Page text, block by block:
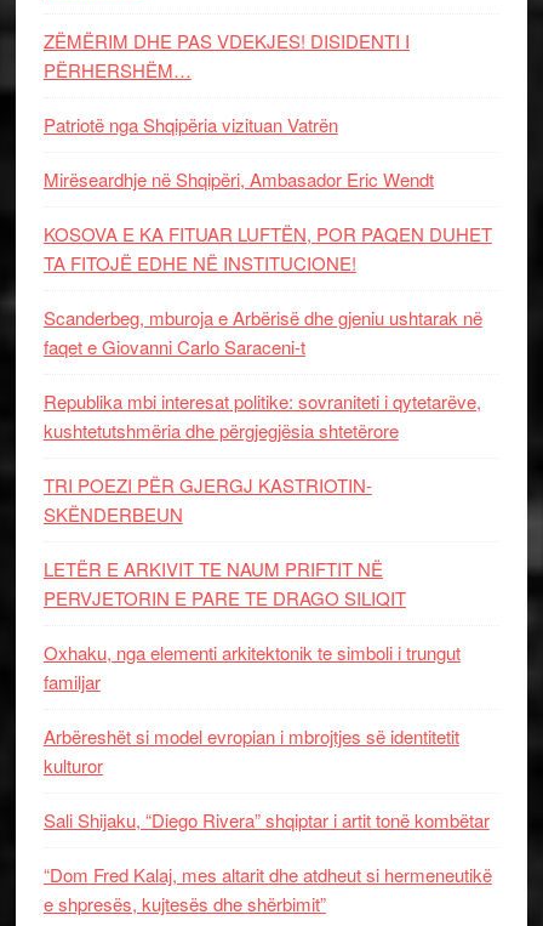
ZËMËRIM DHE PAS VDEKJES! DISIDENTI I
PËRHERSHËM…
Patriotë nga Shqipëria vizituan Vatrën
Mirëseardhje në Shqipëri, Ambasador Eric Wendt
KOSOVA E KA FITUAR LUFTËN, POR PAQEN DUHET
TA FITOJË EDHE NË INSTITUCIONE!
Scanderbeg, mburoja e Arbërisë dhe gjeniu ushtarak në
faqet e Giovanni Carlo Saraceni-t
Republika mbi interesat politike: sovraniteti i qytetarëve,
kushtetutshmëria dhe përgjegjësia shtetërore
TRI POEZI PËR GJERGJ KASTRIOTIN-
SKËNDERBEUN
LETËR E ARKIVIT TE NAUM PRIFTIT NË
PERVJETORIN E PARE TE DRAGO SILIQIT
Oxhaku, nga elementi arkitektonik te simboli i trungut
familjar
Arbëreshët si model evropian i mbrojtjes së identitetit
kulturor
Sali Shijaku, “Diego Rivera” shqiptar i artit tonë kombëtar
“Dom Fred Kalaj, mes altarit dhe atdheut si hermeneutikë
e shpresës, kujtesës dhe shërbimit”